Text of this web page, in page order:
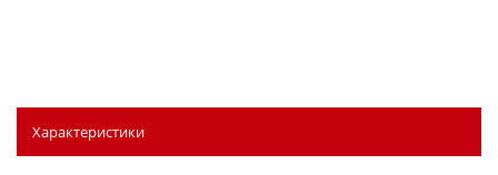
Характеристики